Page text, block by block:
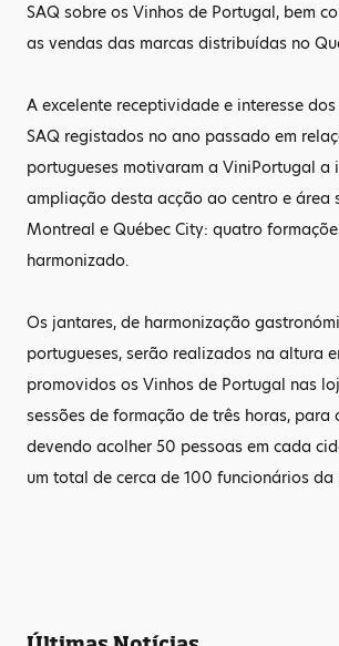
SAQ sobre os Vinhos de Portugal, bem
as vendas das marcas distribuídas no
A excelente receptividade e interesse
SAQ registados no ano passado em
portugueses motivaram a ViniPortugal a
ampliação desta acção ao centro e área
Montreal e Québec City: quatro
harmonizado.
Os jantares, de harmonização
portugueses, serão realizados na altura
promovidos os Vinhos de Portugal nas
sessões de formação de três horas, para
devendo acolher 50 pessoas em cada
um total de cerca de 100 funcionários da